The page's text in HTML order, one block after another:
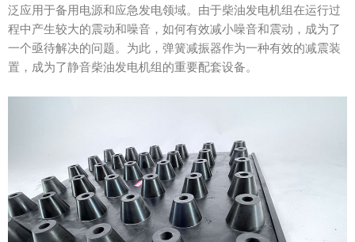
泛应用于备用电源和应急发电领域。由于柴油发电机组在运行过
程中产生较大的震动和噪音，如何有效减小噪音和震动，成为了
一个亟待解决的问题。为此，弹簧减振器作为一种有效的减震装
置，成为了静音柴油发电机组的重要配套设备。